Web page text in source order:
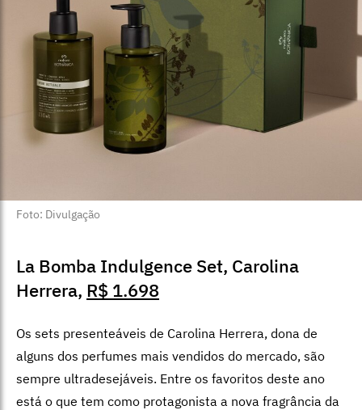
Foto: Divulgação
La Bomba Indulgence Set, Carolina
Herrera, R$ 1.698
Os sets presenteáveis de Carolina Herrera, dona de
alguns dos perfumes mais vendidos do mercado, são
sempre ultradesejáveis. Entre os favoritos deste ano
está o que tem como protagonista a nova fragrância da